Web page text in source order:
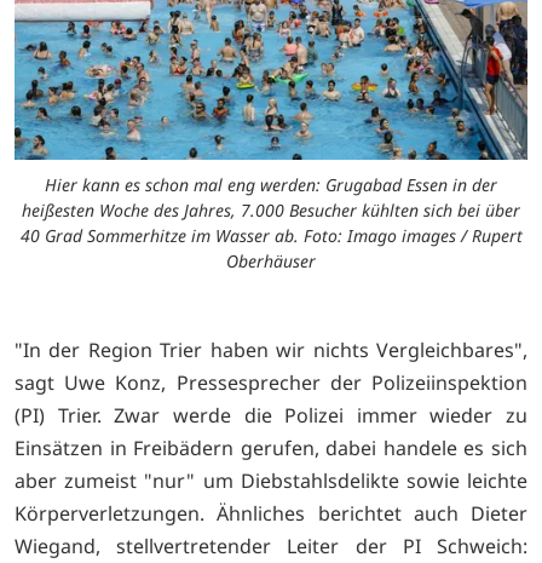
Hier kann es schon mal eng werden: Grugabad Essen in der
heißesten Woche des Jahres, 7.000 Besucher kühlten sich bei über
40 Grad Sommerhitze im Wasser ab. Foto: Imago images / Rupert
Oberhäuser
"In der Region Trier haben wir nichts Vergleichbares",
sagt Uwe Konz, Pressesprecher der Polizeiinspektion
(PI) Trier. Zwar werde die Polizei immer wieder zu
Einsätzen in Freibädern gerufen, dabei handele es sich
aber zumeist "nur" um Diebstahlsdelikte sowie leichte
Körperverletzungen. Ähnliches berichtet auch Dieter
Wiegand, stellvertretender Leiter der PI Schweich: